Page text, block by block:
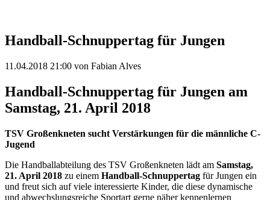
Handball-Schnuppertag für Jungen
11.04.2018 21:00 von Fabian Alves
Handball-Schnuppertag für Jungen am
Samstag, 21. April 2018
TSV Großenkneten sucht Verstärkungen für die männliche C-
Jugend
Die Handballabteilung des TSV Großenkneten lädt am Samstag,
21. April 2018 zu einem Handball-Schnuppertag für Jungen ein
und freut sich auf viele interessierte Kinder, die diese dynamische
und abwechslungsreiche Sportart gerne näher kennenlernen